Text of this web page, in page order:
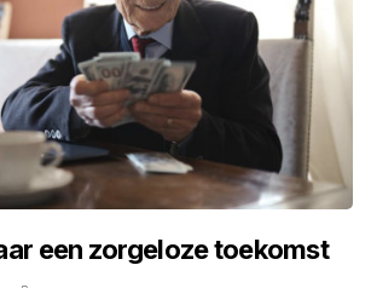
een zorgeloze toekomst